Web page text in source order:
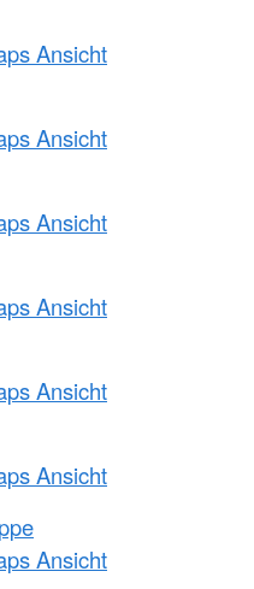
Ansicht
Ansicht
Ansicht
Ansicht
Ansicht
Ansicht
Ansicht